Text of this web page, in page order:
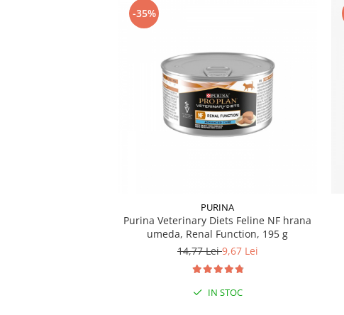
-35%
PURINA
Purina Veterinary Diets Feline NF hrana
umeda, Renal Function, 195 g
14,77 Lei9,67 Lei
IN STOC